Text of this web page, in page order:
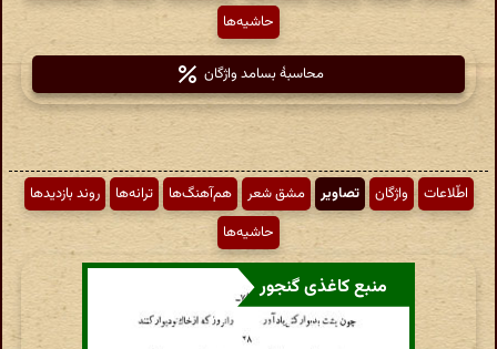
حاشیه‌ها
محاسبهٔ بسامد واژگان
اطّلاعات واژگان تصاویر مشق شعر هم‌آهنگ‌ها ترانه‌ها
روند بازدیدها
حاشیه‌ها
منبع کاغذی گنجور